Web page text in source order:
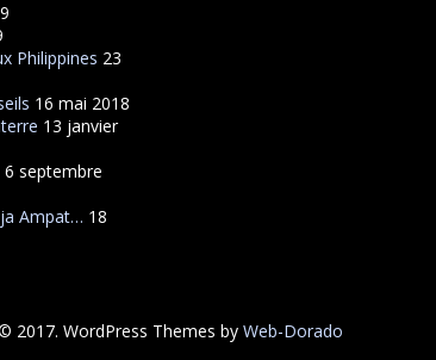
Philippines 23
16 mai 2018
13 janvier
6 septembre
Ampat… 18
2017. WordPress Themes byWeb-Dorado